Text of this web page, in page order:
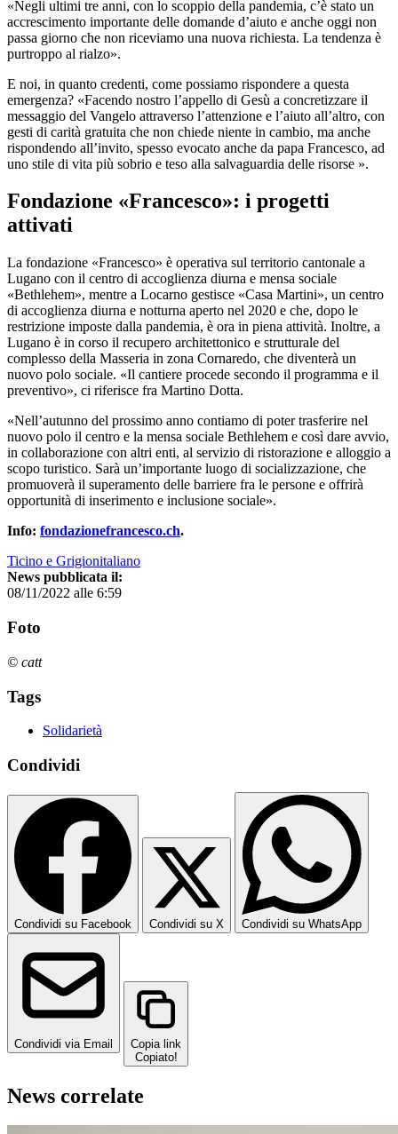
«Negli ultimi tre anni, con lo scoppio della pandemia, c’è stato un
accrescimento importante delle domande d’aiuto e anche oggi non
passa giorno che non riceviamo una nuova richiesta. La tendenza è
purtroppo al rialzo».
E noi, in quanto credenti, come possiamo rispondere a questa
emergenza? «Facendo nostro l’appello di Gesù a concretizzare il
messaggio del Vangelo attraverso l’attenzione e l’aiuto all’altro, con
gesti di carità gratuita che non chiede niente in cambio, ma anche
rispondendo all’invito, spesso evocato anche da papa Francesco, ad
uno stile di vita più sobrio e teso alla salvaguardia delle risorse ».
Fondazione «Francesco»: i progetti
attivati
La fondazione «Francesco» è operativa sul territorio cantonale a
Lugano con il centro di accoglienza diurna e mensa sociale
«Bethlehem», mentre a Locarno gestisce «Casa Martini», un centro
di accoglienza diurna e notturna aperto nel 2020 e che, dopo le
restrizione imposte dalla pandemia, è ora in piena attività. Inoltre, a
Lugano è in corso il recupero architettonico e strutturale del
complesso della Masseria in zona Cornaredo, che diventerà un
nuovo polo sociale. «Il cantiere procede secondo il programma e il
preventivo», ci riferisce fra Martino Dotta.
«Nell’autunno del prossimo anno contiamo di poter trasferire nel
nuovo polo il centro e la mensa sociale Bethlehem e così dare avvio,
in collaborazione con altri enti, al servizio di ristorazione e alloggio a
scopo turistico. Sarà un’importante luogo di socializzazione, che
promuoverà il superamento delle barriere fra le persone e offrirà
opportunità di inserimento e inclusione sociale».
Info: fondazionefrancesco.ch.
Ticino e Grigionitaliano
News pubblicata il:
08/11/2022 alle 6:59
Foto
© catt
Tags
Solidarietà
Condividi
Condividi su Facebook Condividi su X Condividi su WhatsApp
Condividi via Email
Copia link
Copiato!
News correlate